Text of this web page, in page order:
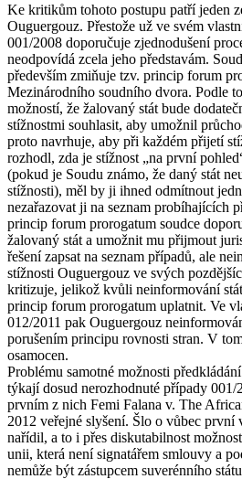
Ke kritikům tohoto postupu patří jeden
Ouguergouz. Přestože už ve svém
001/2008 doporučuje zjednodušení
neodpovídá zcela jeho představám.
především zmiňuje tzv. princip forum
Mezinárodního soudního dvora. Podle
možností, že žalovaný stát bude
stížnostmi souhlasit, aby umožnil
proto navrhuje, aby při každém přijetí
rozhodl, zda je stížnost „na první
(pokud je Soudu známo, že daný stát
stížnosti), měl by ji ihned odmítnout
nezařazovat ji na seznam probíhajících
princip forum prorogatum soudce
žalovaný stát a umožnit mu přijmout
řešení zapsat na seznam případů, ale
stížnosti Ouguergouz ve svých
kritizuje, jelikož kvůli neinformování
princip forum prorogatum uplatnit. Ve
012/2011 pak Ouguergouz
porušením principu rovnosti stran. V
osamocen.
Problému samotné možnosti
týkají dosud nerozhodnuté případy 001/
prvním z nich Femi Falana v. The
2012 veřejné slyšení. Šlo o vůbec první
nařídil, a to i přes diskutabilnost
unii, která není signatářem smlouvy a
nemůže být zástupcem suverénního